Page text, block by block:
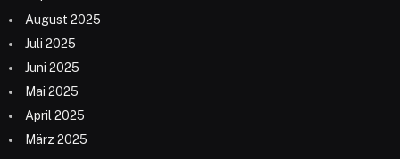
August 2025
Juli 2025
Juni 2025
Mai 2025
April 2025
März 2025